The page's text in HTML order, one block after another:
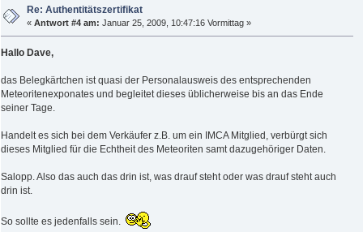
Re: Authentitätszertifikat
«Antwort #4 am: Januar 25, 2009, 10:47:16 Vormittag »
Hallo Dave,
das Belegkärtchen ist quasi der Personalausweis des entsprechenden
Meteoritenexponates und begleitet dieses üblicherweise bis an das Ende
seiner Tage.
Handelt es sich bei dem Verkäufer z.B. um ein IMCA Mitglied, verbürgt sich
dieses Mitglied für die Echtheit des Meteoriten samt dazugehöriger Daten.
Salopp. Also das auch das drin ist, was drauf steht oder was drauf steht auch
drin ist.
So sollte es jedenfalls sein.